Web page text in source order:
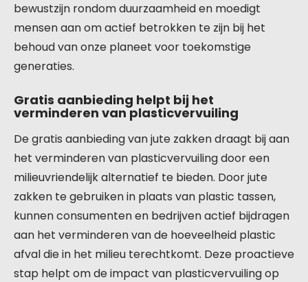
bewustzijn rondom duurzaamheid en moedigt
mensen aan om actief betrokken te zijn bij het
behoud van onze planeet voor toekomstige
generaties.
Gratis aanbieding helpt bij het
verminderen van plasticvervuiling
De gratis aanbieding van jute zakken draagt bij aan
het verminderen van plasticvervuiling door een
milieuvriendelijk alternatief te bieden. Door jute
zakken te gebruiken in plaats van plastic tassen,
kunnen consumenten en bedrijven actief bijdragen
aan het verminderen van de hoeveelheid plastic
afval die in het milieu terechtkomt. Deze proactieve
stap helpt om de impact van plasticvervuiling op